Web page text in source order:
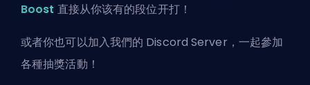
Boost 直接从你该有的段位开打！
或者你也可以加入我們的 Discord Server ，一起參加
各種抽獎活動！